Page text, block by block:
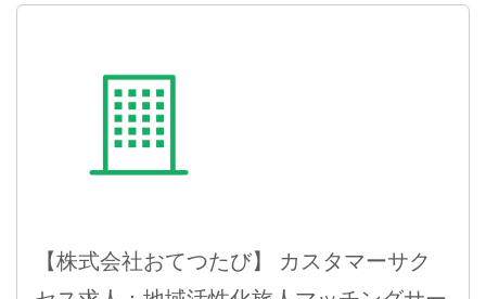
【株式会社おてつたび】 カスタマーサク